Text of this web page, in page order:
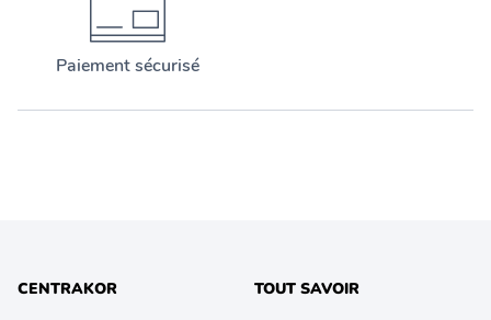
Paiement sécurisé
CENTRAKOR TOUT SAVOIR